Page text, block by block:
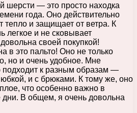
шерсти — это просто находка
года. Оно действительно
тепло и защищает от ветра. К
легкое и не сковывает
своей покупкой!
в это пальто! Оно не только
но и очень удобное. Мне
подходит к разным образам —
и с брюками. К тому же, оно
что особенно важно в
В общем, я очень довольна